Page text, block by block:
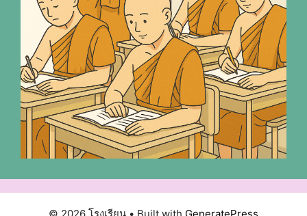
© 2026 โรงเรียน • Built with GeneratePress